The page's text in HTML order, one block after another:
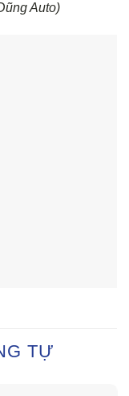
Auto)
TỰ